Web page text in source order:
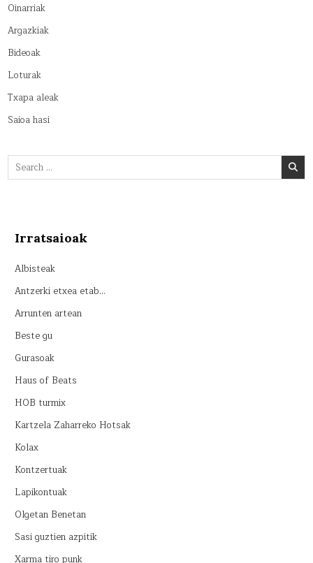
Oinarriak
Argazkiak
Bideoak
Loturak
Txapa aleak
Saioa hasi
Search
for:
Irratsaioak
Albisteak
Antzerki etxea etab…
Arrunten artean
Beste gu
Gurasoak
Haus of Beats
HOB turmix
Kartzela Zaharreko Hotsak
Kolax
Kontzertuak
Lapikontuak
Olgetan Benetan
Sasi guztien azpitik
Xarma tiro punk